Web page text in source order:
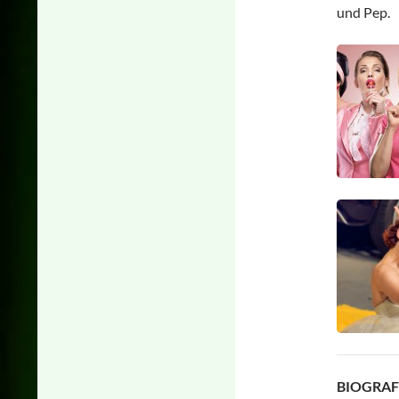
und Pep.